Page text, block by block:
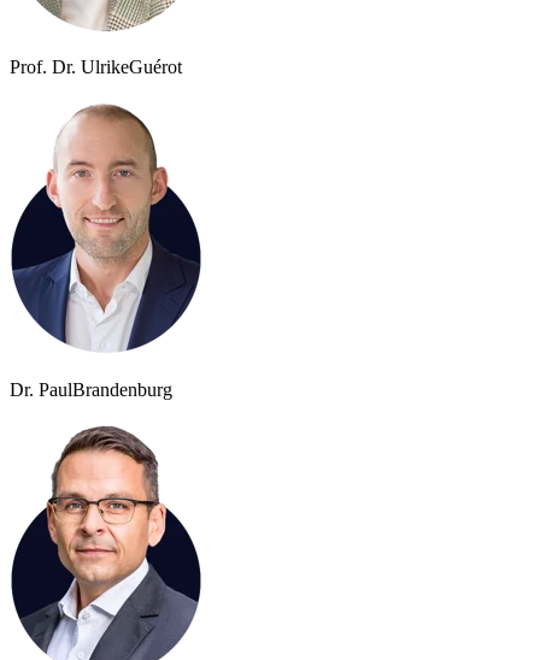
Prof. Dr. UlrikeGuérot
Dr. PaulBrandenburg